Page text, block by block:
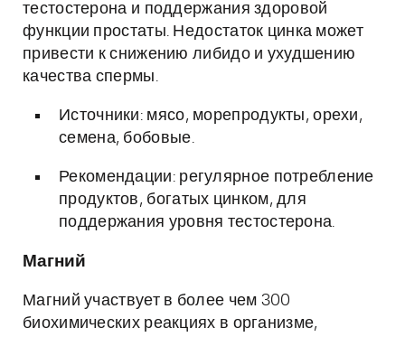
тестостерона и поддержания здоровой
функции простаты. Недостаток цинка может
привести к снижению либидо и ухудшению
качества спермы.
Источники: мясо, морепродукты, орехи,
семена, бобовые.
Рекомендации: регулярное потребление
продуктов, богатых цинком, для
поддержания уровня тестостерона.
Магний
Магний участвует в более чем 300
биохимических реакциях в организме,